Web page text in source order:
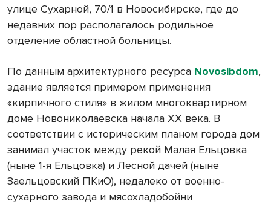
улице Сухарной, 70/1 в Новосибирске, где до
недавних пор располагалось родильное
отделение областной больницы.
По данным архитектурного ресурса Novosibdom,
здание является примером применения
«кирпичного стиля» в жилом многоквартирном
доме Новониколаевска начала XX века. В
соответствии с историческим планом города дом
занимал участок между рекой Малая Ельцовка
(ныне 1-я Ельцовка) и Лесной дачей (ныне
Заельцовский ПКиО), недалеко от военно-
сухарного завода и мясохладобойни